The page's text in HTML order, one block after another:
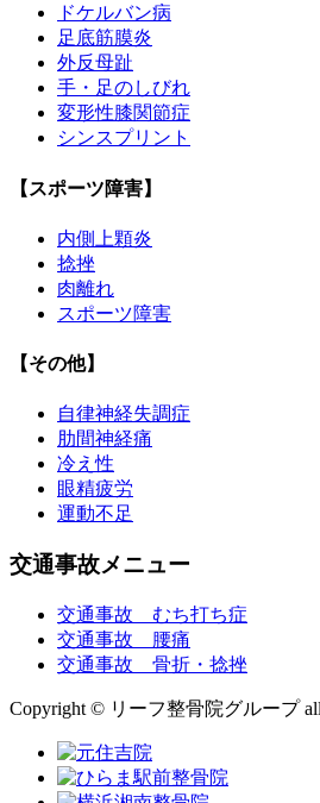
ドケルバン病
足底筋膜炎
外反母趾
手・足のしびれ
変形性膝関節症
シンスプリント
【スポーツ障害】
内側上顆炎
捻挫
肉離れ
スポーツ障害
【その他】
自律神経失調症
肋間神経痛
冷え性
眼精疲労
運動不足
交通事故メニュー
交通事故 むち打ち症
交通事故 腰痛
交通事故 骨折・捻挫
Copyright © リーフ整骨院グループ all